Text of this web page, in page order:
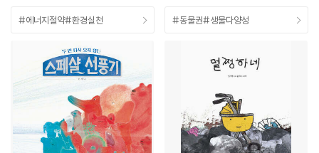
#에너지절약#환경실천 #동물권#생물다양성